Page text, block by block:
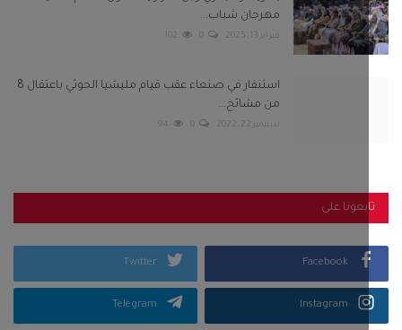
مهرجان شباب...
فبراير 13, 2025 0
102
استنفار في صنعاء عقب قيام مليشيا الحوثي باعتقال 8
من مشائخ...
0
94
على
Facebook
Twitter
Instagram
Telegram